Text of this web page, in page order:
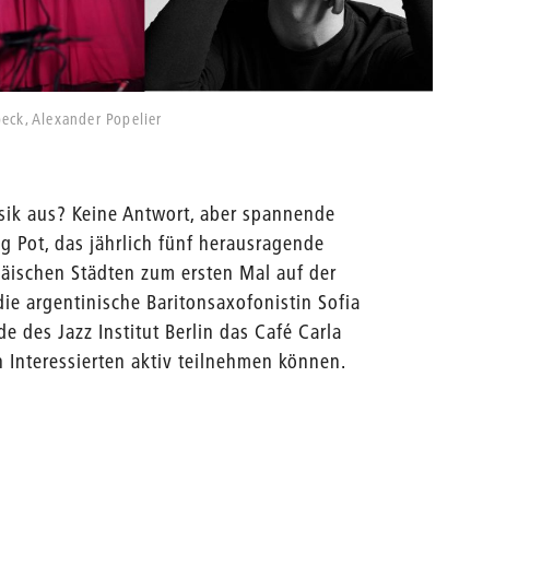
Alexander Popelier
aus? Keine Antwort, aber spannende
Pot, das jährlich fünf herausragende
Städten zum ersten Mal auf der
argentinische Baritonsaxofonistin Sofia
des Jazz Institut Berlin das Café Carla
Interessierten aktiv teilnehmen können.